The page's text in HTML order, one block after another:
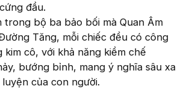
đầu.
trong bộ ba bảo bối mà Quan Âm
Tăng, mỗi chiếc đều có công
kim cô, với khả năng kiềm chế
bướng bỉnh, mang ý nghĩa sâu xa
của con người.